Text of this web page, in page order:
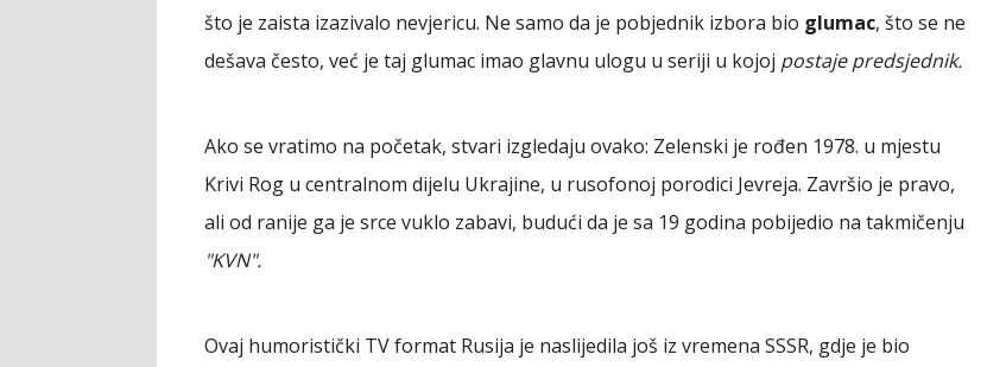
što je zaista izazivalo nevjericu. Ne samo da je pobjednik izbora bio glumac, što se ne
dešava često, već je taj glumac imao glavnu ulogu u seriji u kojoj postaje predsjednik.
Ako se vratimo na početak, stvari izgledaju ovako: Zelenski je rođen 1978. u mjestu
Krivi Rog u centralnom dijelu Ukrajine, u rusofonoj porodici Jevreja. Završio je pravo,
ali od ranije ga je srce vuklo zabavi, budući da je sa 19 godina pobijedio na takmičenju
"KVN".
Ovaj humoristički TV format Rusija je naslijedila još iz vremena SSSR, gdje je bio